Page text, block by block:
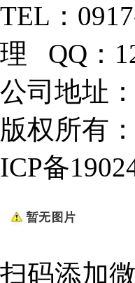
TEL：
理 QQ：
公司地址
版权所有
ICP备
扫码添加